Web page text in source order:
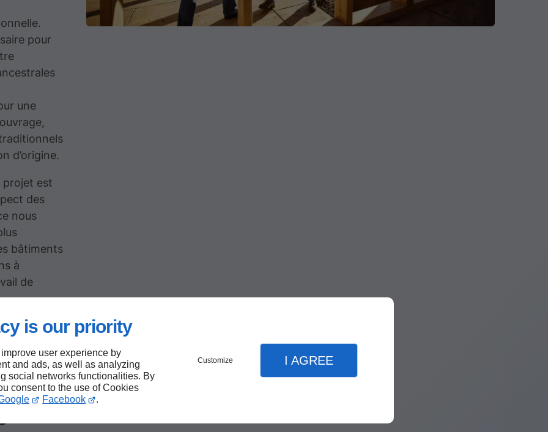
is our priority
user experience by
and ads, as well as analyzing
social networks functionalities. By
consent to the use of Cookies
Facebook .
Customize I AGREE
pour
une
d’origine.
projet est
des
nous
bâtiments
à
de
de